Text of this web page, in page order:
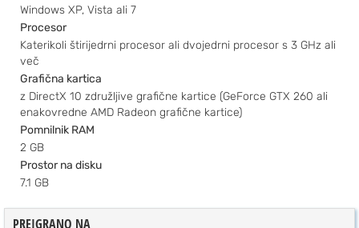
Windows XP, Vista ali 7
Procesor
Katerikoli štirijedrni procesor ali dvojedrni procesor s 3 GHz ali
več
Grafična kartica
z DirectX 10 združljive grafične kartice (GeForce GTX 260 ali
enakovredne AMD Radeon grafične kartice)
Pomnilnik RAM
2 GB
Prostor na disku
7.1 GB
PREIGRANO NA